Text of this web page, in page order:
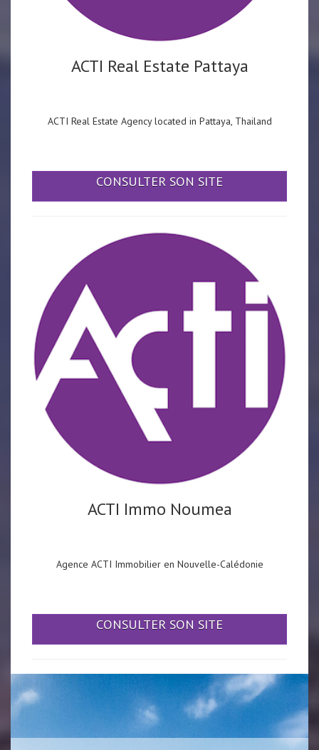
ACTI Real Estate Pattaya
ACTI Real Estate Agency located in Pattaya, Thailand
CONSULTER SON SITE
ACTI Immo Noumea
Agence ACTI Immobilier en Nouvelle-Calédonie
CONSULTER SON SITE